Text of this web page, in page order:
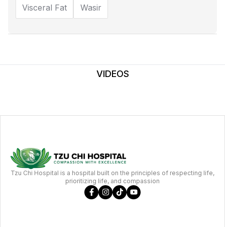
Visceral Fat Wasir
VIDEOS
Tzu Chi Hospital is a hospital built on the principles of respecting life,
prioritizing life, and compassion